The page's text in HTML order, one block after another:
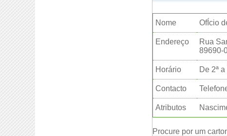
Nome OfÍcio
Endereço
Rua
89690-
Horário De 2ª
Contacto
Atributos
Procure por um